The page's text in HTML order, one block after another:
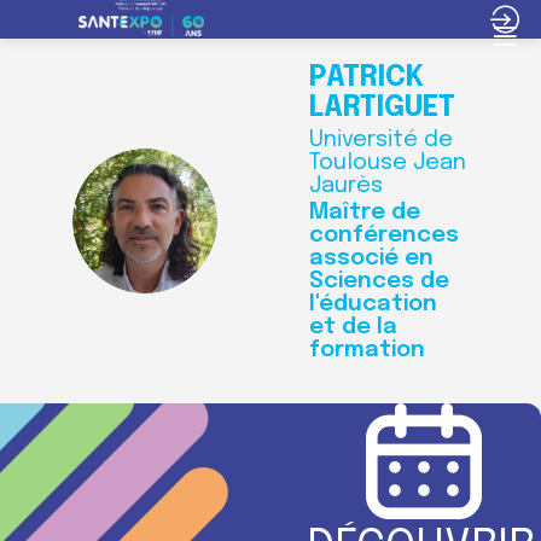
PL
PATRICK
LARTIGUET
Université de
Toulouse Jean
Jaurès
Maître de
conférences
associé en
Sciences de
l'éducation
et de la
formation